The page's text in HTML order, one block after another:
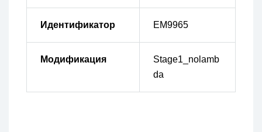
Идентификатор EM9965
Модификация
Stage1_nolamb
da